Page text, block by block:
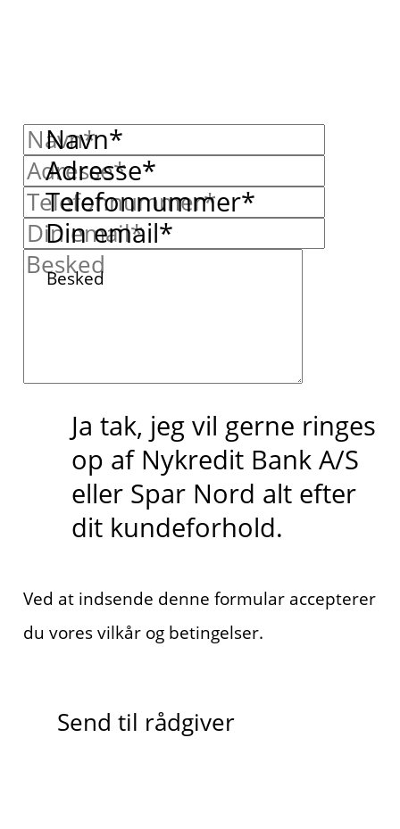
Navn*
Adresse*
Telefonnummer*
Din email*
Besked
Ja tak, jeg vil gerne ringes
op af Nykredit Bank A/S
eller Spar Nord alt efter
dit kundeforhold.
Ved at indsende denne formular accepterer
du vores vilkår og betingelser.
Send til rådgiver